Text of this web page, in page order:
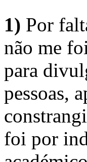
1) Por
não me
para
pessoas,
foi por